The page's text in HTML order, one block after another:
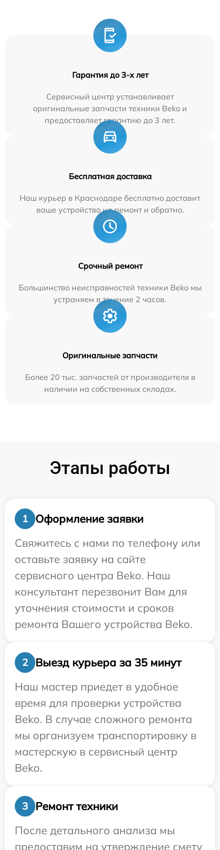
Гарантия до 3-х лет
Сервисный центр устанавливает
оригинальные запчасти техники Beko и
предоставляет гарантию до 3 лет.
Бесплатная доставка
Наш курьер в Краснодаре бесплатно доставит
ваше устройство на ремонт и обратно.
Срочный ремонт
Большинство неисправностей техники Beko мы
устраняем в течение 2 часов.
Оригинальные запчасти
Более 20 тыс. запчастей от производителя в
наличии на собственных складах.
Этапы работы
1
Оформление заявки
Свяжитесь с нами по телефону или
оставьте заявку на сайте
сервисного центра Beko. Наш
консультант перезвонит Вам для
уточнения стоимости и сроков
ремонта Вашего устройства Beko.
2
Выезд курьера за 35 минут
Наш мастер приедет в удобное
время для проверки устройства
Beko. В случае сложного ремонта
мы организуем транспортировку в
мастерскую в сервисный центр
Beko.
3
Ремонт техники
После детального анализа мы
предоставим на утверждение смету